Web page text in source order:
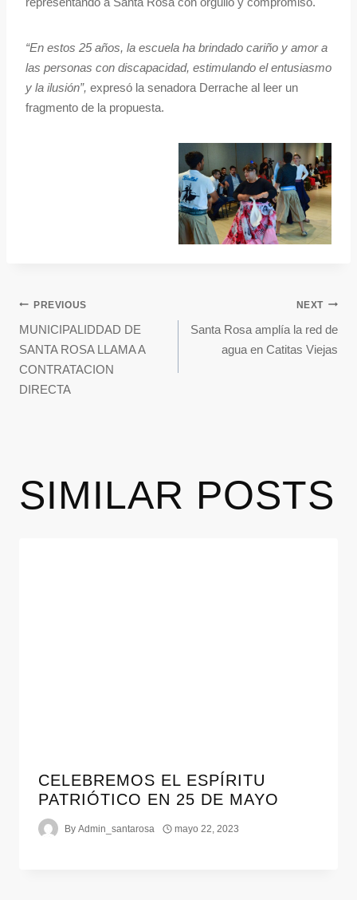
“En estos 25 años, la escuela ha brindado cariño y amor a
las personas con discapacidad, estimulando el entusiasmo
y la ilusión”, expresó la senadora Derrache al leer un
fragmento de la propuesta.
PREVIOUS
MUNICIPALIDDAD DE
SANTA ROSA LLAMA A
CONTRATACION
DIRECTA
NEXT
Santa Rosa amplía la red de
agua en Catitas Viejas
SIMILAR POSTS
CELEBREMOS EL ESPÍRITU
PATRIÓTICO EN 25 DE MAYO
By Admin_santarosa mayo 22, 2023